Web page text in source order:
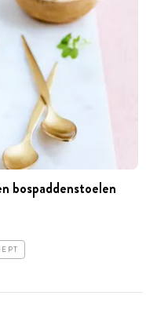
bospaddenstoelen